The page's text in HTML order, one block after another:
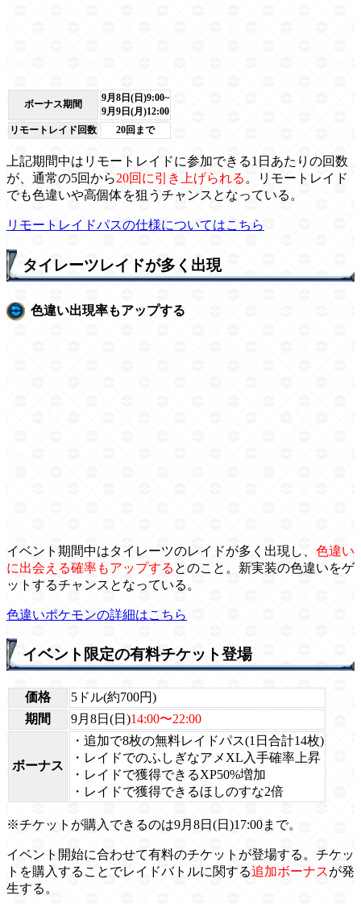
ボーナス期間
9月8日(日)9:00~
9月9日(月)12:00
リモートレイド回数
20回まで
上記期間中はリモートレイドに参加できる1日あたりの回数
が、通常の5回から20回に引き上げられる。リモートレイド
でも色違いや高個体を狙うチャンスとなっている。
リモートレイドパスの仕様についてはこちら
タイレーツレイドが多く出現
色違い出現率もアップする
イベント期間中はタイレーツのレイドが多く出現し、 色違い
に出会える確率もアップする とのこと。新実装の色違いをゲ
ットするチャンスとなっている。
色違いポケモンの詳細はこちら
イベント限定の有料チケット登場
価格
5ドル(約700円)
期間
9月8日(日)14:00〜22:00
ボーナス
・ 追加で8枚の無料レイドパス(1日合計14枚)
・ レイドでのふしぎなアメXL入手確率上昇
・ レイドで獲得できるXP50%増加
・ レイドで獲得できるほしのすな2倍
※チケットが購入できるのは9月8日(日)17:00まで。
イベント開始に合わせて有料のチケットが登場する。チケッ
トを購入することでレイドバトルに関する追加ボーナスが発
生する。